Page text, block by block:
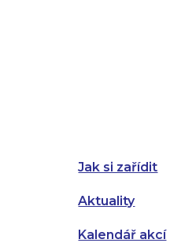
Jak si zařídit
Aktuality
Kalendář akcí